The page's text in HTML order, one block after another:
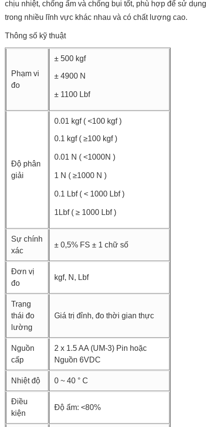
chịu nhiệt, chống ẩm và chống bụi tốt, phù hợp để sử dụng
trong nhiều lĩnh vực khác nhau và có chất lượng cao.
Thông số kỹ thuật
Phạm vi
đo
± 500 kgf
± 4900 N
± 1100 Lbf
Độ phân
giải
0.01 kgf ( <100 kgf )
0.1 kgf ( ≥100 kgf )
0.01 N ( <1000N )
1 N ( ≥1000 N )
0.1 Lbf ( < 1000 Lbf )
1Lbf ( ≥ 1000 Lbf )
Sự chính
xác
± 0,5% FS ± 1 chữ số
Đơn vị
đo
kgf, N, Lbf
Trạng
thái đo
lường
Giá trị đỉnh, đo thời gian thực
Nguồn
cấp
2 x 1.5 AA (UM-3) Pin hoặc
Nguồn 6VDC
Nhiệt độ 0 ~ 40 ° C
Điều
kiện
Độ ẩm: <80%